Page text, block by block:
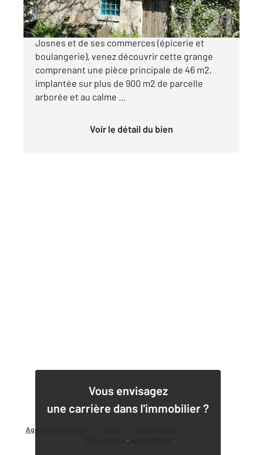
Agence immobilière
A 15 minutes de Beaugency, à deux minutes de
Josnes et de ses commerces (épicerie et
boulangerie), venez découvrir cette grange
comprenant une pièce principale de 46 m2,
implantée sur plus de 900 m2 de parcelle
arborée et au calme ...
Voir le détail du bien
Vous envisagez
une carrière dans l'immobilier ?
Découvrir nos offres
1